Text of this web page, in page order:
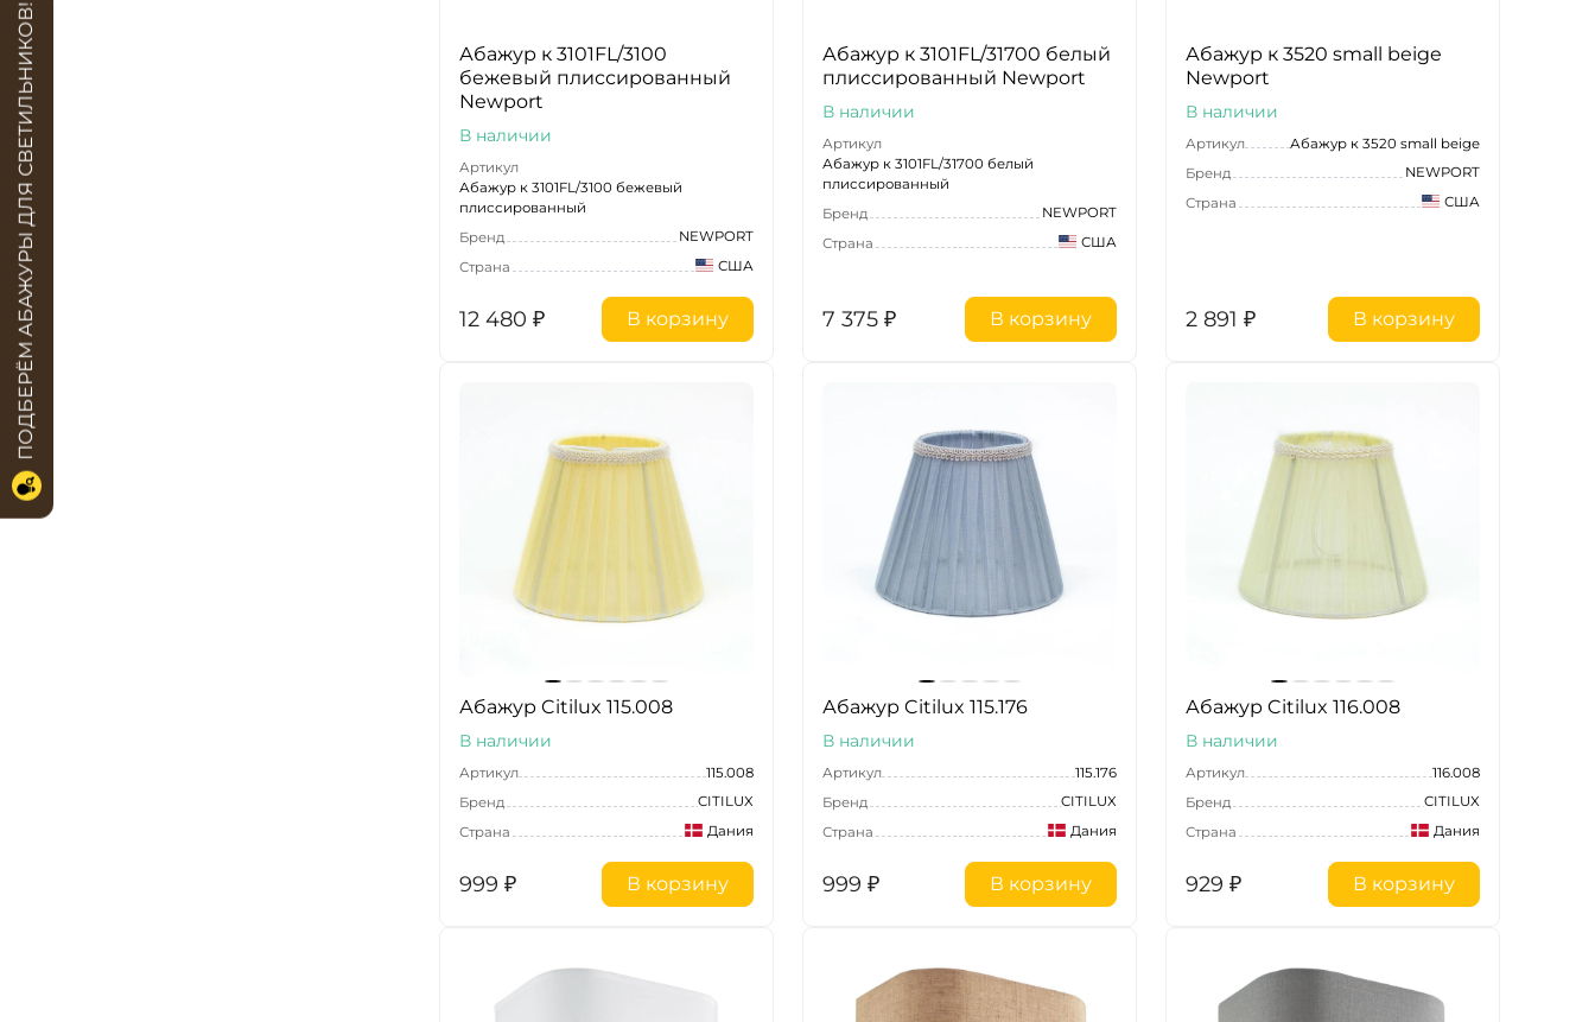
Абажур к 3101FL/3100
бежевый плиссированный
Newport
В наличии
Артикул
Абажур к 3101FL/3100 бежевый
плиссированный
Бренд
NEWPORT
Страна
США
12 480 ₽ В корзину
Абажур к 3101FL/31700 белый
плиссированный Newport
В наличии
Артикул
Абажур к 3101FL/31700 белый
плиссированный
Бренд
NEWPORT
Страна
США
7 375 ₽ В корзину
Абажур к 3520 small beige
Newport
В наличии
Артикул
Абажур к 3520 small beige
Бренд
NEWPORT
Страна
США
2 891 ₽ В корзину
Абажур Citilux 115.008
В наличии
Артикул
115.008
Бренд
CITILUX
Страна
Дания
999 ₽ В корзину
Абажур Citilux 115.176
В наличии
Артикул
115.176
Бренд
CITILUX
Страна
Дания
999 ₽ В корзину
Абажур Citilux 116.008
В наличии
Артикул
116.008
Бренд
CITILUX
Страна
Дания
929 ₽ В корзину
ПОДБЕРЁМ АБАЖУРЫ ДЛЯ СВЕТИЛЬНИКОВ!